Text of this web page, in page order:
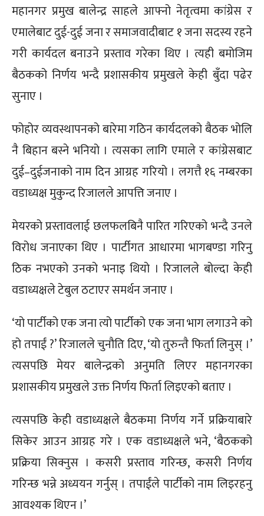
महानगर प्रमुख बालेन्द्र साहले आफ्नो नेतृत्वमा कांग्रेस र
एमालेबाट दुई-दुई जना र समाजवादीबाट १ जना सदस्य रहने
गरी कार्यदल बनाउने प्रस्ताव गरेका थिए । त्यही बमोजिम
बैठकको निर्णय भन्दै प्रशासकीय प्रमुखले केही बुँदा पढेर
सुनाए ।
फोहोर व्यवस्थापनको बारेमा गठिन कार्यदलको बैठक भोलि
नै बिहान बस्ने भनियो । त्यसका लागि एमाले र कांग्रेसबाट
दुई–दुईजनाको नाम दिन आग्रह गरियो । लगत्तै १६ नम्बरका
वडाध्यक्ष मुकुन्द रिजालले आपत्ति जनाए ।
मेयरको प्रस्तावलाई छलफलबिनै पारित गरिएको भन्दै उनले
विरोध जनाएका थिए । पार्टीगत आधारमा भागबण्डा गरिनु
ठिक नभएको उनको भनाइ थियो । रिजालले बोल्दा केही
वडाध्यक्षले टेबुल ठटाएर समर्थन जनाए ।
‘यो पार्टीको एक जना त्यो पार्टीको एक जना भाग लगाउने को
हो तपाईं ?’ रिजालले चुनौति दिए, ‘यो तुरुन्तै फिर्ता लिनुस् ।’
त्यसपछि मेयर बालेन्द्रको अनुमति लिएर महानगरका
प्रशासकीय प्रमुखले उक्त निर्णय फिर्ता लिइएको बताए ।
त्यसपछि केही वडाध्यक्षले बैठकमा निर्णय गर्ने प्रक्रियाबारे
सिकेर आउन आग्रह गरे । एक वडाध्यक्षले भने, ‘बैठकको
प्रक्रिया सिक्नुस । कसरी प्रस्ताव गरिन्छ, कसरी निर्णय
गरिन्छ भन्ने अध्ययन गर्नुस् । तपाईंले पार्टीको नाम लिइरहनु
आवश्यक थिएन ।’